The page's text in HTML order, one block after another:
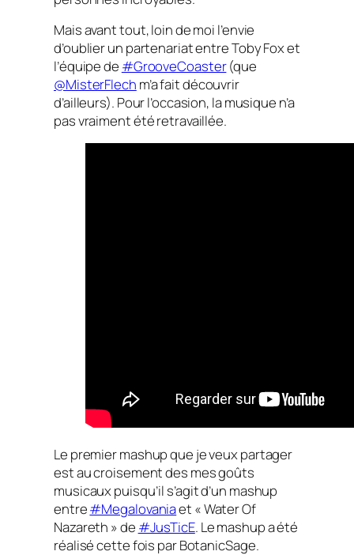
Mais avant tout, loin de moi l’envie
d’oublier un partenariat entre Toby Fox et
l’équipe de #GrooveCoaster(que
@MisterFlech m’a fait découvrir
d’ailleurs). Pour l’occasion, la musique n’a
pas vraiment été retravaillée.
Le premier mashup que je veux partager
est au croisement des mes goûts
musicaux puisqu’il s’agit d’un mashup
entre#Megalovaniaet « Water Of
Nazareth » de #JusTicE. Le mashup a été
réalisé cette fois par BotanicSage.